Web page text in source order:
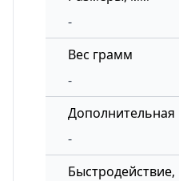
-
Вес грамм
-
-